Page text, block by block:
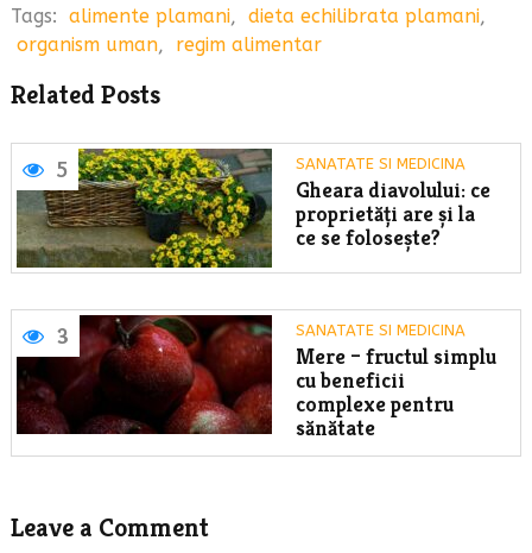
Tags: alimente plamani, dieta echilibrata plamani,
organism uman, regim alimentar
Related Posts
5 SANATATE SI MEDICINA
Gheara diavolului: ce
proprietăți are și la
ce se folosește?
3 SANATATE SI MEDICINA
Mere – fructul simplu
cu beneficii
complexe pentru
sănătate
Leave a Comment